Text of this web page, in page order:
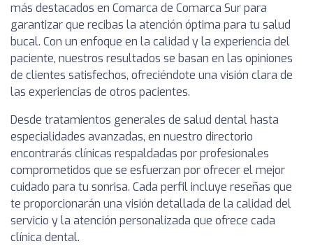
más destacados en Comarca de Comarca Sur para
garantizar que recibas la atención óptima para tu salud
bucal. Con un enfoque en la calidad y la experiencia del
paciente, nuestros resultados se basan en las opiniones
de clientes satisfechos, ofreciéndote una visión clara de
las experiencias de otros pacientes.
Desde tratamientos generales de salud dental hasta
especialidades avanzadas, en nuestro directorio
encontrarás clínicas respaldadas por profesionales
comprometidos que se esfuerzan por ofrecer el mejor
cuidado para tu sonrisa. Cada perfil incluye reseñas que
te proporcionarán una visión detallada de la calidad del
servicio y la atención personalizada que ofrece cada
clínica dental.